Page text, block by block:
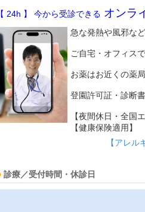
【 24h 】 今から受診できる オンラ
急な発熱や風邪な
ご自宅・オフィス
お薬はお近くの薬
登園許可証・診断
【夜間休日・全国
【健康保険適用】
【アレル
診療／受付時間・休診日